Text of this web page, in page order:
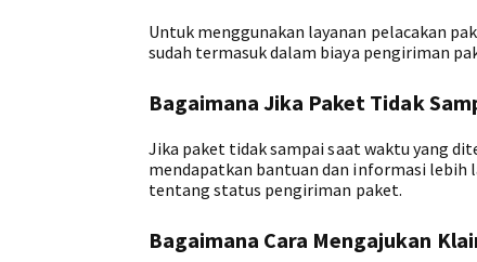
Untuk menggunakan layanan pelacakan
sudah termasuk dalam biaya pengiriman
Bagaimana Jika Paket Tidak
Jika paket tidak sampai saat waktu yang
mendapatkan bantuan dan informasi lebih
tentang status pengiriman paket.
Bagaimana Cara Mengajukan